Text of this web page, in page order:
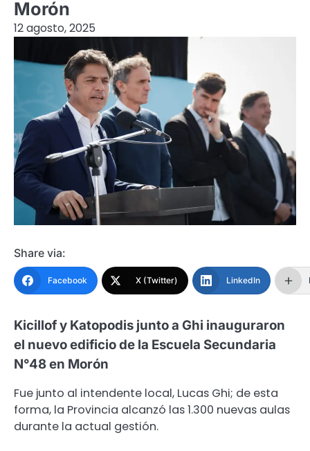
Morón
12 agosto, 2025
Share via:
Facebook X (Twitter) LinkedIn
Kicillof y Katopodis junto a Ghi inauguraron
el nuevo edificio de la Escuela Secundaria
N°48 en Morón
Fue junto al intendente local, Lucas Ghi; de esta
forma, la Provincia alcanzó las 1.300 nuevas aulas
durante la actual gestión.